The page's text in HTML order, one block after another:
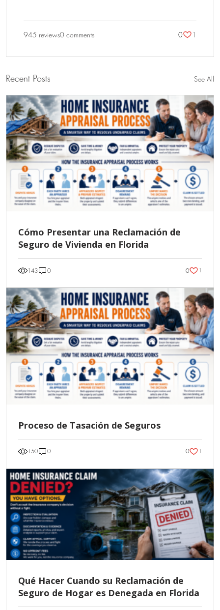
945 reviews0 comments 0 1
Recent Posts See All
Cómo Presentar una Reclamación de
Seguro de Vivienda en Florida
143 0 0 1
Proceso de Tasación de Seguros
150 0 0 1
Qué Hacer Cuando su Reclamación de
Seguro de Hogar es Denegada en Florida